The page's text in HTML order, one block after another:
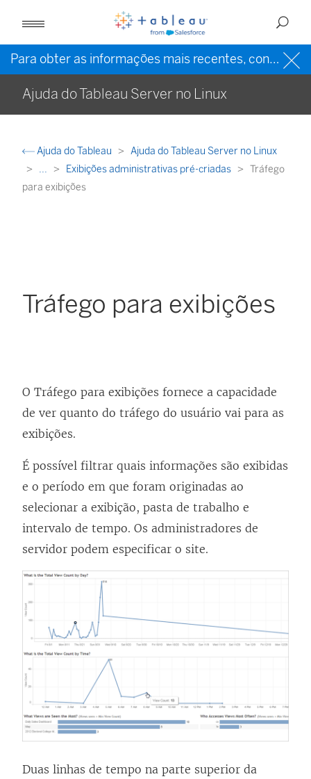
Para obter as informações mais recentes, consulte a
Ajuda do Tableau Server no Linux
Ajuda do Tableau
Ajuda do Tableau Server no Linux
...
Exibições administrativas pré-criadas
Tráfego
para exibições
Tráfego para exibições
O Tráfego para exibições fornece a capacidade
de ver quanto do tráfego do usuário vai para as
exibições.
É possível filtrar quais informações são exibidas
e o período em que foram originadas ao
selecionar a exibição, pasta de trabalho e
intervalo de tempo. Os administradores de
servidor podem especificar o site.
Duas linhas de tempo na parte superior da